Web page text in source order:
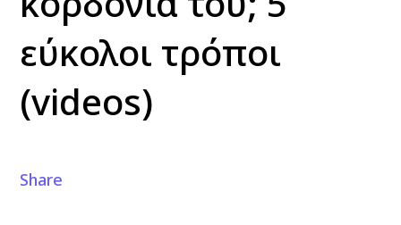
εύκολοι τρόποι
(videos)
Share